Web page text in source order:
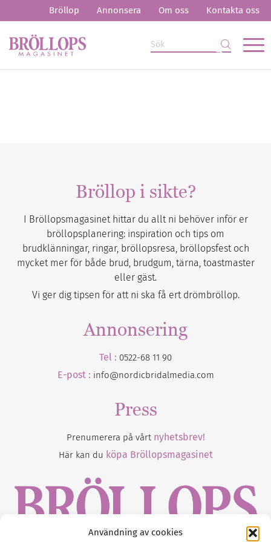
Användning av cookies
Bröllop Annonsera Om oss Kontakta oss
Bröllop i sikte?
I Bröllopsmagasinet hittar du allt ni behöver inför er
bröllopsplanering: inspiration och tips om
brudklänningar, ringar, bröllopsresa, bröllopsfest och
mycket mer för både brud, brudgum, tärna, toastmaster
eller gäst.
Vi ger dig tipsen för att ni ska få ert drömbröllop.
Annonsering
Tel : 0522-68 11 90
E-post : info@nordicbridalmedia.com
Press
Prenumerera på vårt nyhetsbrev!
Här kan du köpa Bröllopsmagasinet